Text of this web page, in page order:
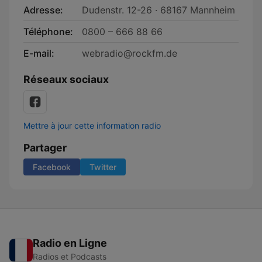
Adresse:
Dudenstr. 12-26 · 68167 Mannheim
Téléphone:
0800 – 666 88 66
E-mail:
webradio@rockfm.de
Réseaux sociaux
Mettre à jour cette information radio
Partager
Facebook Twitter
Radio en Ligne
Radios et Podcasts